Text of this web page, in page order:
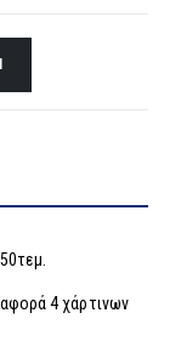
4 χάρτινων